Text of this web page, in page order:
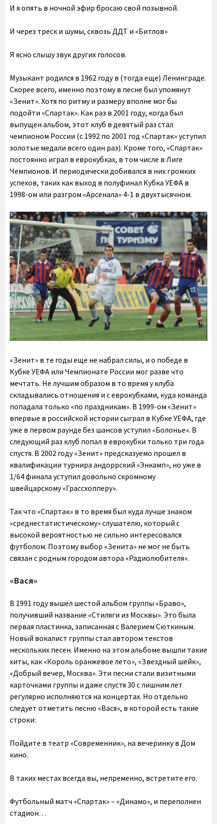
И я опять в ночной эфир бросаю свой позывной.
И через треск и шумы, сквозь ДДТ и «Битлов»
Я ясно слышу звук других голосов.
Музыкант родился в 1962 году в (тогда еще) Ленинграде.
Скорее всего, именно поэтому в песне был упомянут
«Зенит». Хотя по ритму и размеру вполне мог бы
подойти «Спартак». Как раз в 2001 году, когда был
выпущен альбом, этот клуб в девятый раз стал
чемпионом России (с 1992 по 2001 год «Спартак» уступил
золотые медали всего один раз). Кроме того, «Спартак»
постоянно играл в еврокубках, в том числе в Лиге
Чемпионов. И периодически добивался в них громких
успехов, таких как выход в полуфинал Кубка УЕФА в
1998-ом или разгром «Арсенала» 4-1 в двухтысячном.
«Зенит» в те годы еще не набрал силы, и о победе в
Кубке УЕФА или Чемпионате России мог разве что
мечтать. Не лучшим образом в то время у клуба
складывались отношения и с еврокубками, куда команда
попадала только «по праздникам». В 1999-ом «Зенит»
впервые в российской истории сыграл в Кубке УЕФА, где
уже в первом раунде без шансов уступил «Болонье». В
следующий раз клуб попал в еврокубки только три года
спустя. В 2002 году «Зенит» предсказуемо прошел в
квалификации турнира андоррский «Энкамп», но уже в
1/64 финала уступил довольно скромному
швейцарскому «Грассхопперу».
Так что «Спартак» в то время был куда лучше знаком
«среднестатистическому» слушателю, который с
высокой вероятностью не сильно интересовался
футболом. Поэтому выбор «Зенита» не мог не быть
связан с родным городом автора «Радиолюбителя».
«Вася»
В 1991 году вышел шестой альбом группы «Браво»,
получивший название «Стиляги из Москвы». Это была
первая пластинка, записанная с Валерием Сюткиным.
Новый вокалист группы стал автором текстов
нескольких песен. Именно на этом альбоме вышли такие
хиты, как «Король оранжевое лето», «Звездный шейк»,
«Добрый вечер, Москва». Эти песни стали визитными
карточками группы и даже спустя 30 с лишним лет
регулярно исполняются на концертах. Но отдельно
следует отметить песню «Вася», в которой есть такие
строки:
Пойдите в театр «Современник», на вечеринку в Дом
кино.
В таких местах всегда вы, непременно, встретите его.
Футбольный матч «Спартак» – «Динамо», и переполнен
стадион…